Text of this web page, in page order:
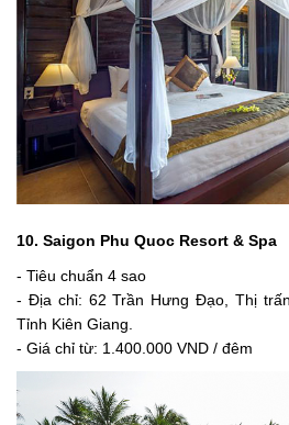
10. Saigon Phu Quoc Resort & Spa
- Tiêu chuẩn 4 sao
- Địa chỉ: 62 Trần Hưng Đạo, Thị
Tỉnh Kiên Giang.
- Giá chỉ từ: 1.400.000 VND / đêm